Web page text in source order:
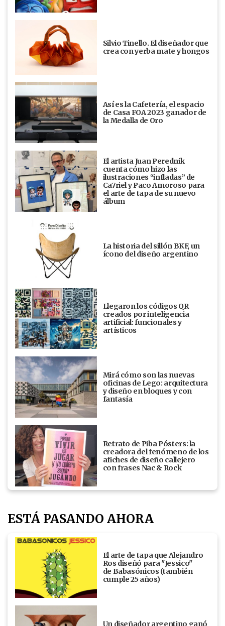
Silvio Tinello. El diseñador que
crea con yerba mate y hongos
Así es la Cafetería, el espacio
de Casa FOA 2023 ganador de
la Medalla de Oro
El artista Juan Perednik
cuenta cómo hizo las
ilustraciones “infladas” de
Ca7riel y Paco Amoroso para
el arte de tapa de su nuevo
álbum
La historia del sillón BKF, un
ícono del diseño argentino
Llegaron los códigos QR
creados por inteligencia
artificial: funcionales y
artísticos
Mirá cómo son las nuevas
oficinas de Lego: arquitectura
y diseño en bloques y con
fantasía
Retrato de Piba Pósters: la
creadora del fenómeno de los
afiches de diseño callejero
con frases Nac & Rock
ESTÁ PASANDO AHORA
El arte de tapa que Alejandro
Ros diseñó para "Jessico"
de Babasónicos (también
cumple 25 años)
Un diseñador argentino ganó